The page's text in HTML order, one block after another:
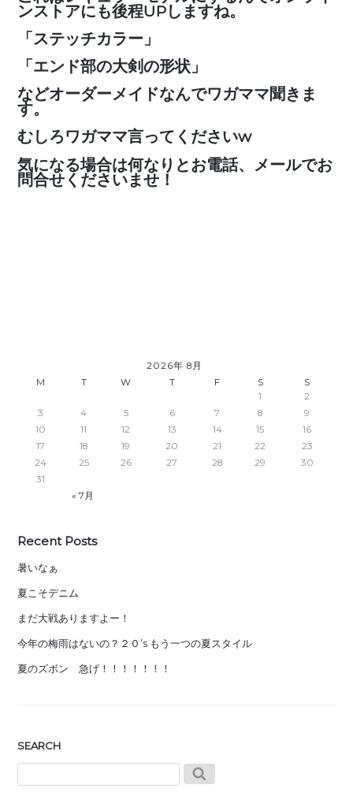
ンストアにも後程UPしますね。
「ステッチカラー」
「エンド部の大剣の形状」
などオーダーメイドなんでワガママ聞きま
す。
むしろワガママ言ってくださいw
気になる場合は何なりとお電話、メールでお
問合せくださいませ！
2026年 8月
M
T W T F S S
« 7月
1
2
3
4 5 6 7 8
9
10
11 12 13 14 15
16
17
18 19 20 21 22
23
24
25 26 27 28 29
30
31
Recent Posts
暑いなぁ
夏こそデニム
まだ大戦ありますよー！
今年の梅雨はないの？２０’s もう一つの夏スタイル
夏のズボン 急げ！！！！！！！
SEARCH